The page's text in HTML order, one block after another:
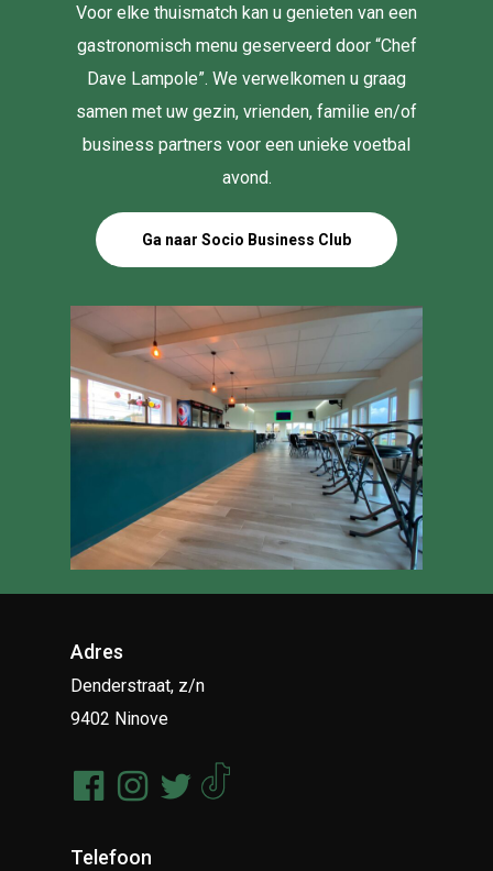
Voor elke thuismatch kan u genieten van een
gastronomisch menu geserveerd door “Chef
Dave Lampole”. We verwelkomen u graag
samen met uw gezin, vrienden, familie en/of
business partners voor een unieke voetbal
avond.
Ga naar Socio Business Club
Adres
Denderstraat, z/n
9402 Ninove
Telefoon